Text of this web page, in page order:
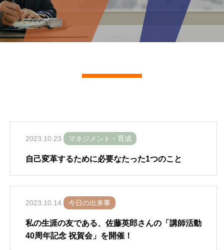
2023.10.23 マネジメント・育成
自己変革するために必要なたった1つのこと
2023.10.14 今日の出来事
私の生涯の友である、佐藤英郎さんの「講師活動
40周年記念 祝賀会」を開催！